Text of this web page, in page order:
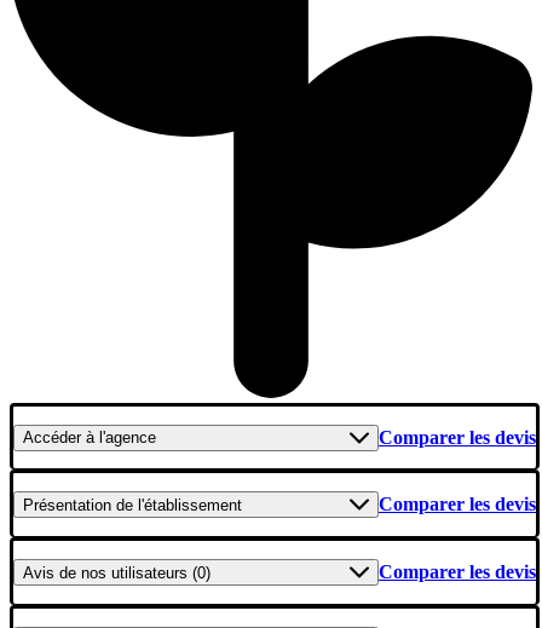
Accéderà l'agence Comparer les devis
Présentation de l'établissement Comparer les devis
Avis de nos utilisateurs (0) Comparer les devis